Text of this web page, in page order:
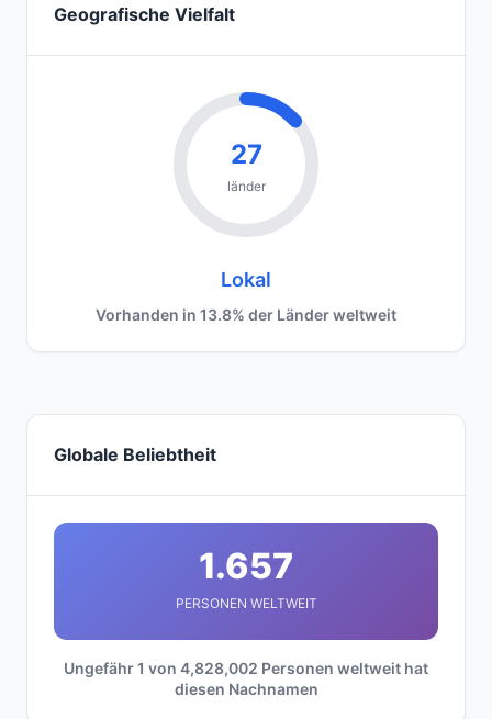
Geografische Vielfalt
27
länder
Lokal
Vorhanden in 13.8% der Länder weltweit
Globale Beliebtheit
1.657
PERSONEN WELTWEIT
Ungefähr 1 von 4,828,002 Personen weltweit hat
diesen Nachnamen